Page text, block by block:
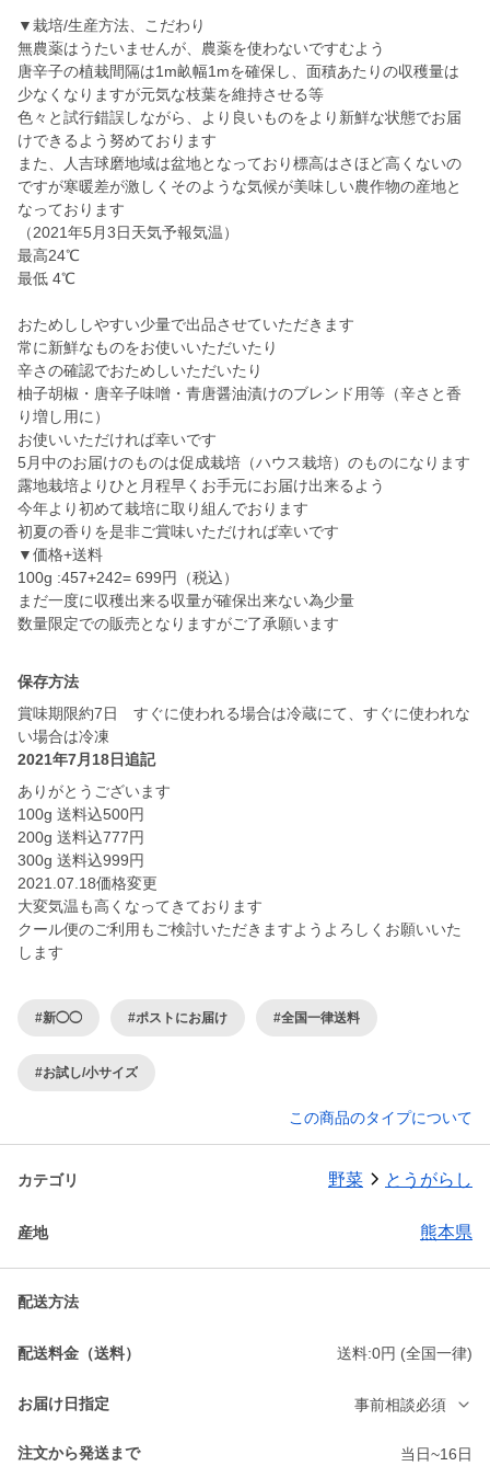
▼栽培/生産方法、こだわり
無農薬はうたいませんが、農薬を使わないですむよう
唐辛子の植栽間隔は1m畝幅1mを確保し、面積あたりの収穫量は
少なくなりますが元気な枝葉を維持させる等
色々と試行錯誤しながら、より良いものをより新鮮な状態でお届
けできるよう努めております
また、人吉球磨地域は盆地となっており標高はさほど高くないの
ですが寒暖差が激しくそのような気候が美味しい農作物の産地と
なっております
（2021年5月3日天気予報気温）
最高24℃
最低 4℃
おためししやすい少量で出品させていただきます
常に新鮮なものをお使いいただいたり
辛さの確認でおためしいただいたり
柚子胡椒・唐辛子味噌・青唐醤油漬けのブレンド用等（辛さと香
り増し用に）
お使いいただければ幸いです
5月中のお届けのものは促成栽培（ハウス栽培）のものになります
露地栽培よりひと月程早くお手元にお届け出来るよう
今年より初めて栽培に取り組んでおります
初夏の香りを是非ご賞味いただければ幸いです
▼価格+送料
100g :457+242= 699円（税込）
まだ一度に収穫出来る収量が確保出来ない為少量
数量限定での販売となりますがご了承願います
保存方法
賞味期限約7日 すぐに使われる場合は冷蔵にて、すぐに使われな
2021年7月18日追記
ありがとうございます
100g 送料込500円
200g 送料込777円
300g 送料込999円
2021.07.18価格変更
大変気温も高くなってきております
クール便のご利用もご検討いただきますようよろしくお願いいた
します
#新◯◯ #ポストにお届け #全国一律送料
#お試し/小サイズ
この商品のタイプについて
カテゴリ 野菜 とうがらし
産地 熊本県
配送方法
配送料金（送料） 送料:0円 (全国一律)
お届け日指定 事前相談必須
注文から発送まで 当日~16日